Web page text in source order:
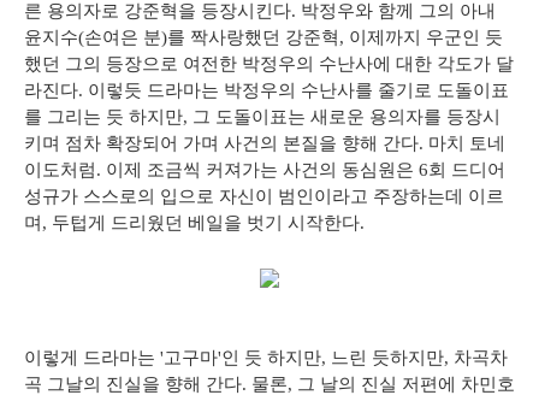
른 용의자로 강준혁을 등장시킨다. 박정우와 함께 그의 아내
윤지수(손여은 분)를 짝사랑했던 강준혁, 이제까지 우군인 듯
했던 그의 등장으로 여전한 박정우의 수난사에 대한 각도가 달
라진다. 이렇듯 드라마는 박정우의 수난사를 줄기로 도돌이표
를 그리는 듯 하지만, 그 도돌이표는 새로운 용의자를 등장시
키며 점차 확장되어 가며 사건의 본질을 향해 간다. 마치 토네
이도처럼. 이제 조금씩 커져가는 사건의 동심원은 6회 드디어
성규가 스스로의 입으로 자신이 범인이라고 주장하는데 이르
며, 두텁게 드리웠던 베일을 벗기 시작한다.
이렇게 드라마는 '고구마'인 듯 하지만, 느린 듯하지만, 차곡차
곡 그날의 진실을 향해 간다. 물론, 그 날의 진실 저편에 차민호